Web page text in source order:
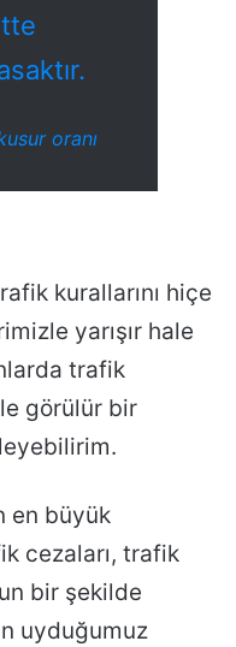
oranı
kurallarını hiçe
yarışır hale
trafik
görülür bir
en büyük
cezaları, trafik
bir şekilde
uyduğumuz